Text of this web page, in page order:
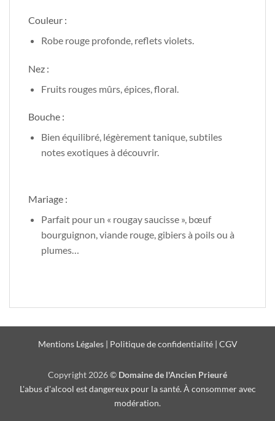
Couleur :
Robe rouge profonde, reflets violets.
Nez :
Fruits rouges mûrs, épices, floral.
Bouche :
Bien équilibré, légèrement tanique, subtiles
notes exotiques à découvrir.
Mariage :
Parfait pour un « rougay saucisse », bœuf
bourguignon, viande rouge, gibiers à poils ou à
plumes…
Mentions Légales| Politique de confidentialité| CGV
Copyright 2026 © Domaine de l'Ancien Prieuré
L'abus d'alcool est dangereux pour la santé. À consommer avec
modération.